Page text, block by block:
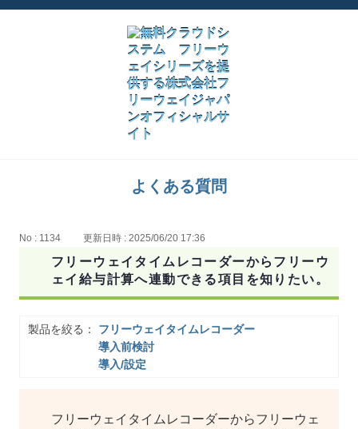
よくある質問
No : 1134 更新日時 : 2025/06/20 17:36
フリーウェイタイムレコーダーからフリーウ
ェイ給与計算へ連動できる項目を知りたい。
製品を絞る：
フリーウェイタイムレコーダー
導入前検討
導入/設定
フリーウェイタイムレコーダーからフリーウェ